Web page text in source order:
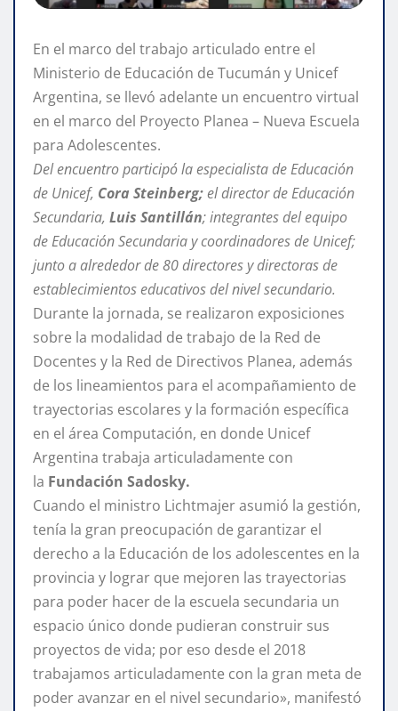
En el marco del trabajo articulado entre el
Ministerio de Educación de Tucumán y Unicef
Argentina, se llevó adelante un encuentro virtual
en el marco del Proyecto Planea – Nueva Escuela
para Adolescentes.
Del encuentro participó la especialista de Educación
de Unicef, Cora Steinberg;el director de Educación
Secundaria, Luis Santillán; integrantes del equipo
de Educación Secundaria y coordinadores de Unicef;
junto a alrededor de 80 directores y directoras de
establecimientos educativos del nivel secundario.
Durante la jornada, se realizaron exposiciones
sobre la modalidad de trabajo de la Red de
Docentes y la Red de Directivos Planea, además
de los lineamientos para el acompañamiento de
trayectorias escolares y la formación específica
en el área Computación, en donde Unicef
Argentina trabaja articuladamente con
la Fundación Sadosky.
Cuando el ministro Lichtmajer asumió la gestión,
tenía la gran preocupación de garantizar el
derecho a la Educación de los adolescentes en la
provincia y lograr que mejoren las trayectorias
para poder hacer de la escuela secundaria un
espacio único donde pudieran construir sus
proyectos de vida; por eso desde el 2018
trabajamos articuladamente con la gran meta de
poder avanzar en el nivel secundario», manifestó